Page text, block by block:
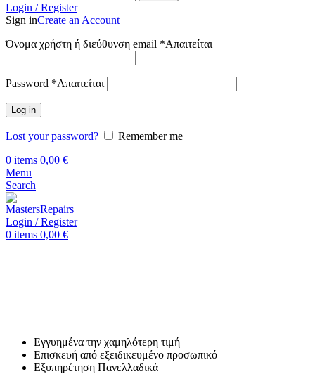
Login / Register
Sign inCreate an Account
Όνομα χρήστη ή διεύθυνση email *Απαιτείται
Password *Απαιτείται
Log in
Lost your password?
Remember me
0 items 0,00 €
Menu
Search
Login / Register
0 items 0,00 €
Εγγυημένα την χαμηλότερη τιμή
Επισκευή από εξειδικευμένο προσωπικό
Εξυπηρέτηση Πανελλαδικά